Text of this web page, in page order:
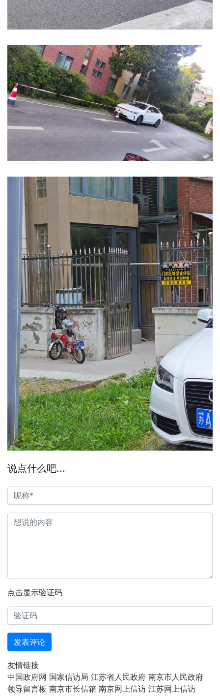
说点什么吧...
点击显示验证码
发表评论
友情链接
中国政府网 国家信访局 江苏省人民政府 南京市人民政府
领导留言板 南京市长信箱 南京网上信访 江苏网上信访